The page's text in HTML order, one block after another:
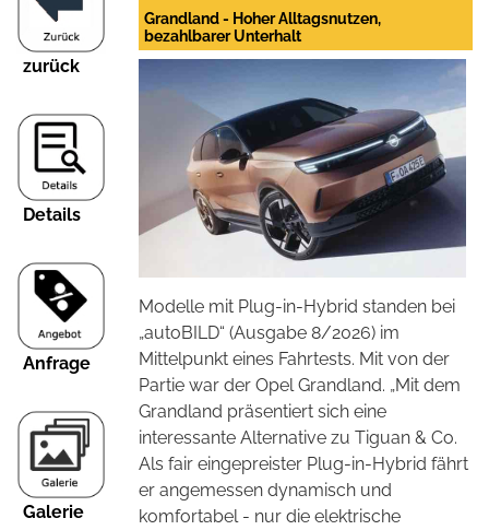
zurück
Details
Anfrage
Galerie
Grandland - Hoher Alltagsnutzen,
bezahlbarer Unterhalt
Modelle mit Plug-in-Hybrid standen bei
„autoBILD“ (Ausgabe 8/2026) im
Mittelpunkt eines Fahrtests. Mit von der
Partie war der Opel Grandland. „Mit dem
Grandland präsentiert sich eine
interessante Alternative zu Tiguan & Co.
Als fair eingepreister Plug-in-Hybrid fährt
er angemessen dynamisch und
komfortabel - nur die elektrische